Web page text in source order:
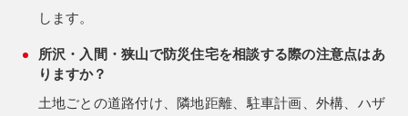
します。
所沢・入間・狭山で防災住宅を相談する際の注意点はあ
りますか？
土地ごとの道路付け、隣地距離、駐車計画、外構、ハザ